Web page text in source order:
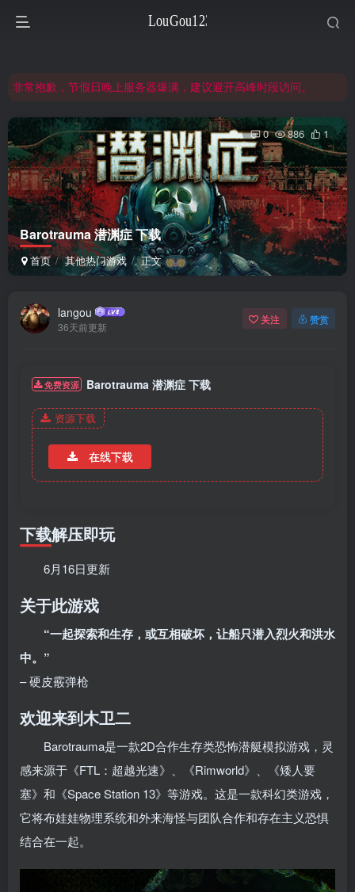
网站合并公告：旧网页langou123.com的内容将搬迁到本页面，本页面后续可通过langou123.com和www.langou123.com访问。旧网页可通过3yc.top访问。
Barotrauma 潜渊症 下载
首页 其他热门游戏 正文
0 886 1
langou
36天前更新
关注 赞赏
免费资源 Barotrauma 潜渊症 下载
资源下载
在线下载
下载解压即玩
6月16日更新
关于此游戏
“一起探索和生存，或互相破坏，让船只潜入烈火和洪水
中。”
– 硬皮霰弹枪
欢迎来到木卫二
Barotrauma是一款2D合作生存类恐怖潜艇模拟游戏，灵
感来源于《FTL：超越光速》、《Rimworld》、《矮人要
塞》和《Space Station 13》等游戏。这是一款科幻类游戏，
它将布娃娃物理系统和外来海怪与团队合作和存在主义恐惧
结合在一起。